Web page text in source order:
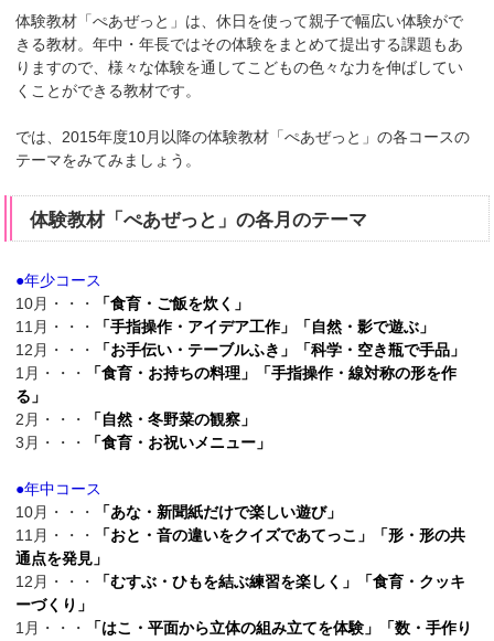
体験教材「ぺあぜっと」は、休日を使って親子で幅広い体験がで
きる教材。年中・年長ではその体験をまとめて提出する課題もあ
りますので、様々な体験を通してこどもの色々な力を伸ばしてい
くことができる教材です。
では、2015年度10月以降の体験教材「ぺあぜっと」の各コースの
テーマをみてみましょう。
体験教材「ぺあぜっと」の各月のテーマ
●年少コース
10月・・・
「食育・ご飯を炊く」
11月・・・
「手指操作・アイデア工作」「自然・影で遊ぶ」
12月・・・
「お手伝い・テーブルふき」「科学・空き瓶で手品」
1月・・・
「食育・お持ちの料理」「手指操作・線対称の形を作
る」
2月・・・
「自然・冬野菜の観察」
3月・・・
「食育・お祝いメニュー」
●年中コース
10月・・・
「あな・新聞紙だけで楽しい遊び」
11月・・・
「おと・音の違いをクイズであてっこ」「形・形の共
通点を発見」
12月・・・
「むすぶ・ひもを結ぶ練習を楽しく」「食育・クッキ
ーづくり」
1月・・・
「はこ・平面から立体の組み立てを体験」「数・手作り